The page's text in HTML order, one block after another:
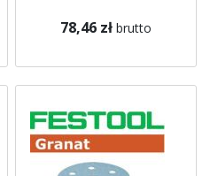
78,46 zł brutto